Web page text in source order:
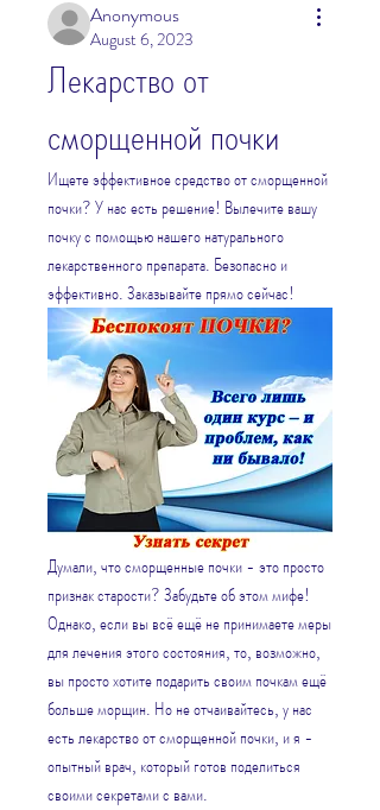
Anonymous
August 6, 2023
Лекарство от
сморщенной почки
Ищете эффективное средство от сморщенной
почки? У нас есть решение! Вылечите вашу
почку с помощью нашего натурального
лекарственного препарата. Безопасно и
эффективно. Заказывайте прямо сейчас!
Думали, что сморщенные почки - это просто
признак старости? Забудьте об этом мифе!
Однако, если вы всё ещё не принимаете меры
для лечения этого состояния, то, возможно,
вы просто хотите подарить своим почкам ещё
больше морщин. Но не отчаивайтесь, у нас
есть лекарство от сморщенной почки, и я -
опытный врач, который готов поделиться
своими секретами с вами.